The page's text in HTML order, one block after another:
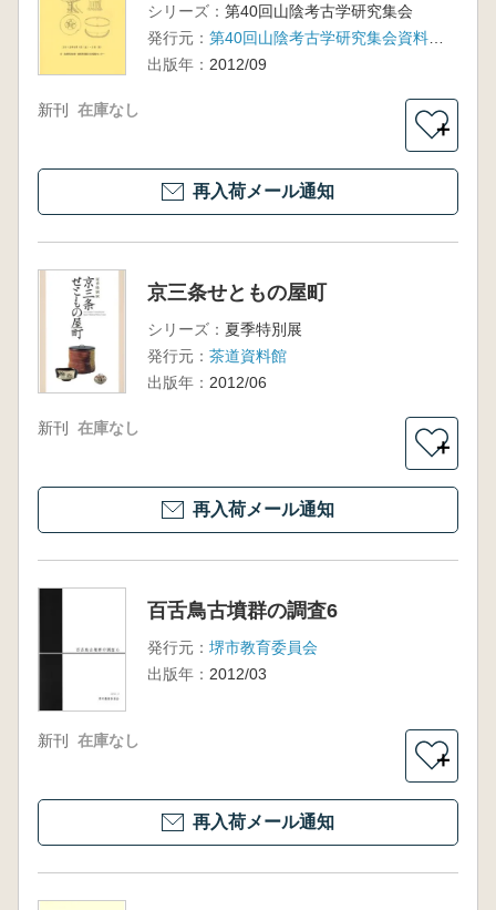
シリーズ： 第40回山陰考古学研究集会
発行元：
第40回山陰考古学研究集会資料集事務局
出版年： 2012/09
新刊 在庫なし
＋
再入荷メール通知
京三条せともの屋町
シリーズ： 夏季特別展
発行元： 茶道資料館
出版年： 2012/06
新刊 在庫なし
＋
再入荷メール通知
百舌鳥古墳群の調査6
発行元： 堺市教育委員会
出版年： 2012/03
新刊 在庫なし
＋
再入荷メール通知